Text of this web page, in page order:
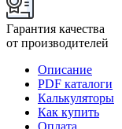
Гарантия качества
от производителей
Описание
PDF каталоги
Калькуляторы
Как купить
Оплата